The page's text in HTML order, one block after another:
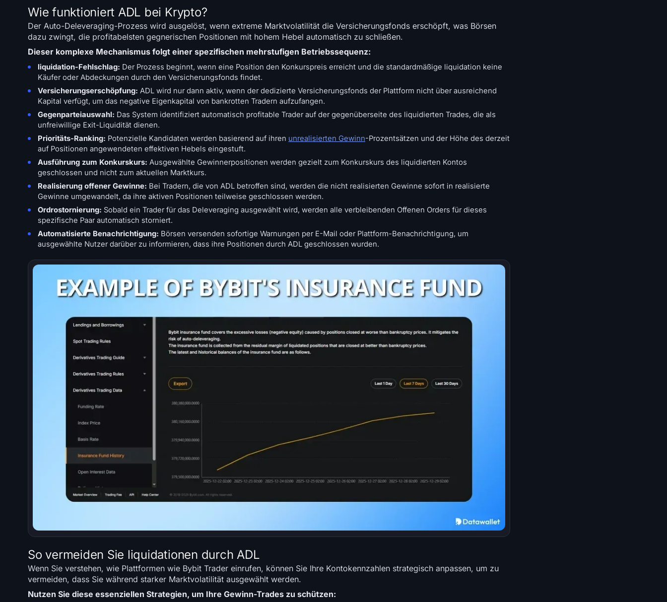
Wie funktioniert ADL bei Krypto?
Der Auto-Deleveraging-Prozess wird ausgelöst, wenn extreme Marktvolatilität die Versicherungsfonds erschöpft, was Börsen
dazu zwingt, die profitabelsten gegnerischen Positionen mit hohem Hebel automatisch zu schließen.
Dieser komplexe Mechanismus folgt einer spezifischen mehrstufigen Betriebssequenz:
liquidation-Fehlschlag: Der Prozess beginnt, wenn eine Position den Konkurspreis erreicht und die standardmäßige liquidation keine
Käufer oder Abdeckungen durch den Versicherungsfonds findet.
Versicherungserschöpfung: ADL wird nur dann aktiv, wenn der dedizierte Versicherungsfonds der Plattform nicht über ausreichend
Kapital verfügt, um das negative Eigenkapital von bankrotten Tradern aufzufangen.
Gegenparteiauswahl: Das System identifiziert automatisch profitable Trader auf der gegenüberseite des liquidierten Trades, die als
unfreiwillige Exit-Liquidität dienen.
Prioritäts-Ranking: Potenzielle Kandidaten werden basierend auf ihren unrealisierten Gewinn-Prozentsätzen und der Höhe des derzeit
auf Positionen angewendeten effektiven Hebels eingestuft.
Ausführung zum Konkurskurs: Ausgewählte Gewinnerpositionen werden gezielt zum Konkurskurs des liquidierten Kontos
geschlossen und nicht zum aktuellen Marktkurs.
Realisierung offener Gewinne: Bei Tradern, die von ADL betroffen sind, werden die nicht realisierten Gewinne sofort in realisierte
Gewinne umgewandelt, da ihre aktiven Positionen teilweise geschlossen werden.
Ordrostornierung: Sobald ein Trader für das Deleveraging ausgewählt wird, werden alle verbleibenden Offenen Orders für dieses
spezifische Paar automatisch storniert.
Automatisierte Benachrichtigung: Börsen versenden sofortige Warnungen per E-Mail oder Plattform-Benachrichtigung, um
ausgewählte Nutzer darüber zu informieren, dass ihre Positionen durch ADL geschlossen wurden.
So vermeiden Sie liquidationen durch ADL
Wenn Sie verstehen, wie Plattformen wie Bybit Trader einrufen, können Sie Ihre Kontokennzahlen strategisch anpassen, um zu
vermeiden, dass Sie während starker Marktvolatilität ausgewählt werden.
Nutzen Sie diese essenziellen Strategien, um Ihre Gewinn-Trades zu schützen: